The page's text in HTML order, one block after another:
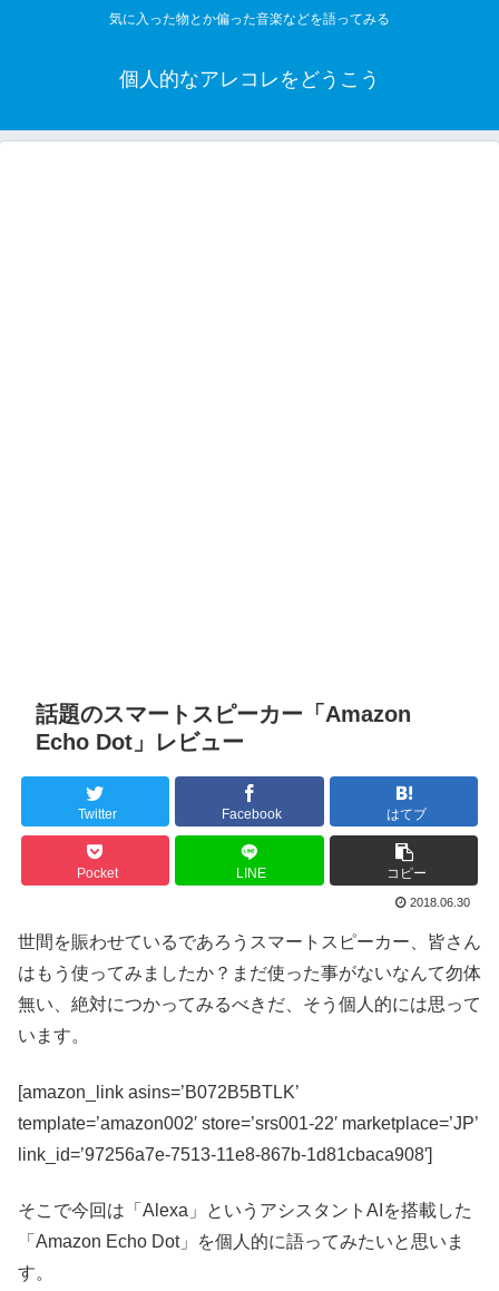
気に入った物とか偏った音楽などを語ってみる
個人的なアレコレをどうこう
話題のスマートスピーカー「Amazon
Echo Dot」レビュー
Twitter Facebook はてブ
Pocket LINE コピー
2018.06.30
世間を賑わせているであろうスマートスピーカー、皆さん
はもう使ってみましたか？まだ使った事がないなんて勿体
無い、絶対につかってみるべきだ、そう個人的には思って
います。
[amazon_link asins=’B072B5BTLK’
template=’amazon002′ store=’srs001-22′ marketplace=’JP’
link_id=’97256a7e-7513-11e8-867b-1d81cbaca908′]
そこで今回は「Alexa」というアシスタントAIを搭載した
「Amazon Echo Dot」を個人的に語ってみたいと思いま
す。